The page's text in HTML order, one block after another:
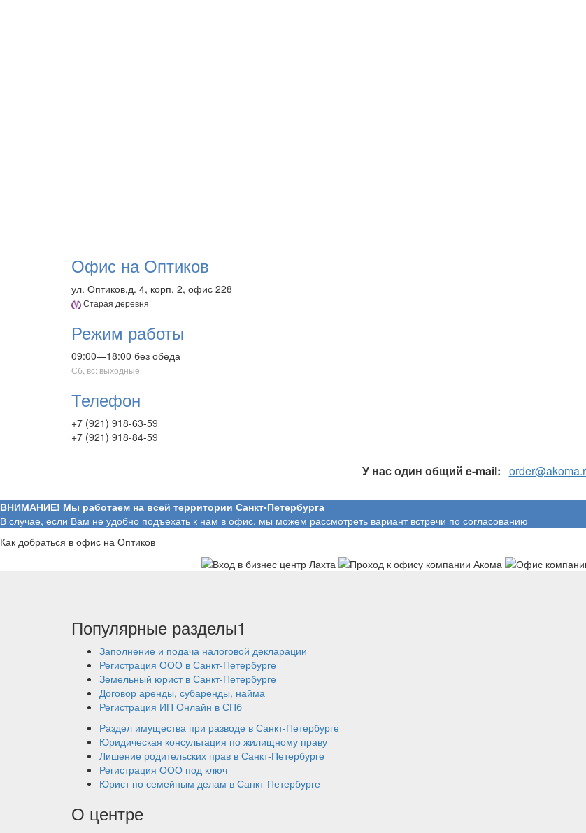
Офис на Оптиков
ул. Оптиков,д. 4, корп. 2, офис 228
Старая деревня
Режим работы
09:00—18:00 без обеда
Сб, вс: выходные
Телефон
+7 (921) 918-63-59
+7 (921) 918-84-59
У нас один общий e-mail:
ВНИМАНИЕ! Мы работаем на всей территории Санкт-Петербурга
В случае, если Вам не удобно подъехать к нам в офис, мы можем рассмотреть вариант встречи по согласованию
Как добраться в офис на Оптиков
Популярные разделы1
Заполнение и подача налоговой декларации
Регистрация ООО в Санкт-Петербурге
Земельный юрист в Санкт-Петербурге
Договор аренды, субаренды, найма
Регистрация ИП Онлайн в СПб
Раздел имущества при разводе в Санкт-Петербурге
Юридическая консультация по жилищному праву
Лишение родительских прав в Санкт-Петербурге
Регистрация ООО под ключ
Юрист по семейным делам в Санкт-Петербурге
О центре